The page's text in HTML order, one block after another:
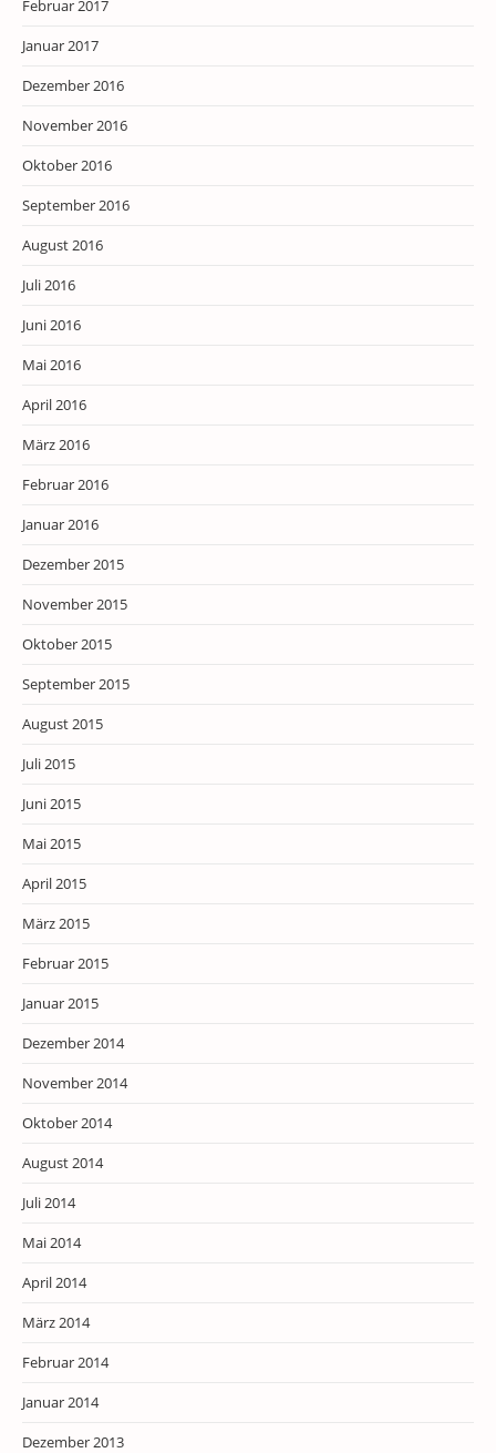
Februar 2017
Januar 2017
Dezember 2016
November 2016
Oktober 2016
September 2016
August 2016
Juli 2016
Juni 2016
Mai 2016
April 2016
März 2016
Februar 2016
Januar 2016
Dezember 2015
November 2015
Oktober 2015
September 2015
August 2015
Juli 2015
Juni 2015
Mai 2015
April 2015
März 2015
Februar 2015
Januar 2015
Dezember 2014
November 2014
Oktober 2014
August 2014
Juli 2014
Mai 2014
April 2014
März 2014
Februar 2014
Januar 2014
Dezember 2013